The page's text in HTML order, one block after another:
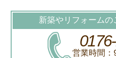
新築やリフォームの
営業時間：